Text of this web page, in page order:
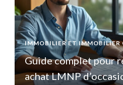
IMMOBILIER ET IMMOBILIER
Guide complet pour
achat LMNP